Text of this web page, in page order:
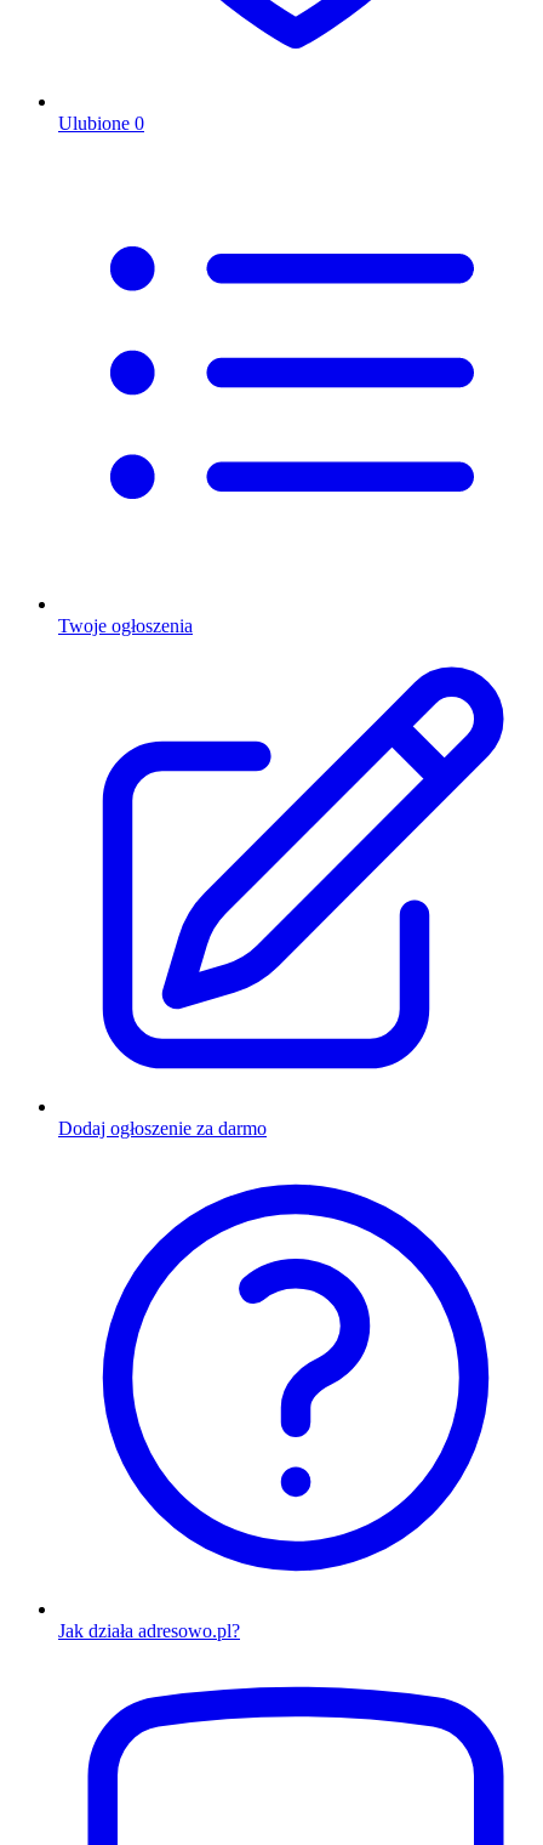
Ulubione 0
Twoje ogłoszenia
Dodaj ogłoszenie za darmo
Jak działa adresowo.pl?